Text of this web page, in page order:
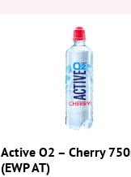
Active O2 – Cherry
(EWP AT)